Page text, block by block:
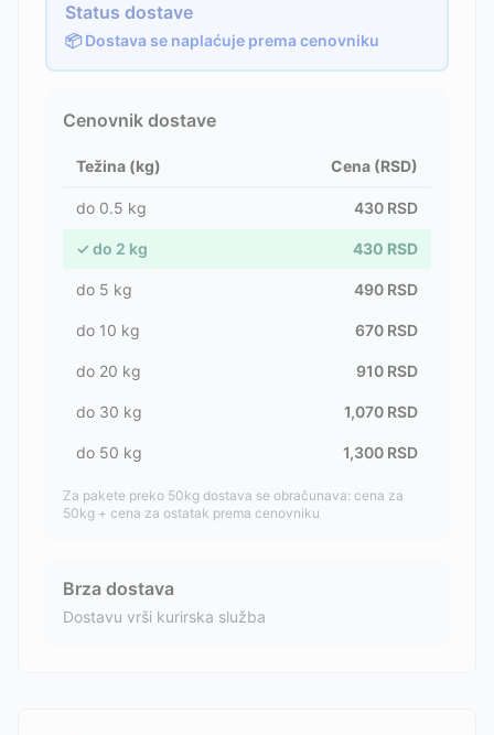
Status dostave
📦 Dostava se naplaćuje prema cenovniku
Cenovnik dostave
Težina (kg) Cena (RSD)
do 0.5 kg 430 RSD
✓ do 2 kg 430 RSD
do 5 kg 490 RSD
do 10 kg 670 RSD
do 20 kg 910 RSD
do 30 kg 1,070 RSD
do 50 kg 1,300 RSD
Za pakete preko 50kg dostava se obračunava: cena za
50kg + cena za ostatak prema cenovniku
Brza dostava
Dostavu vrši kurirska služba